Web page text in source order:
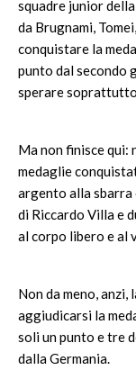
squadre junior
da Brugnami,
conquistare la
punto dal secondo
sperare
Ma non finisce
medaglie
argento alla sbarra
di Riccardo Villa e
al corpo libero e al
Non da meno, anzi,
aggiudicarsi la
soli un punto e tre
dalla Germania.